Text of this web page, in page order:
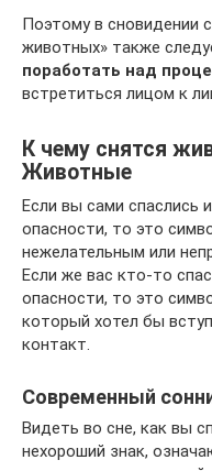
Поэтому в сновидении
животных» также
поработать над
встретиться лицом к
К чему снятся
Животные
Если вы сами спаслись
опасности, то это
нежелательным или
Если же вас кто-то
опасности, то это
который хотел бы
контакт.
Современный
Видеть во сне, как вы
нехороший знак,